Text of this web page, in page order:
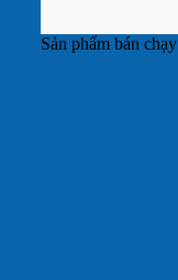
Sản phẩm bán chạy